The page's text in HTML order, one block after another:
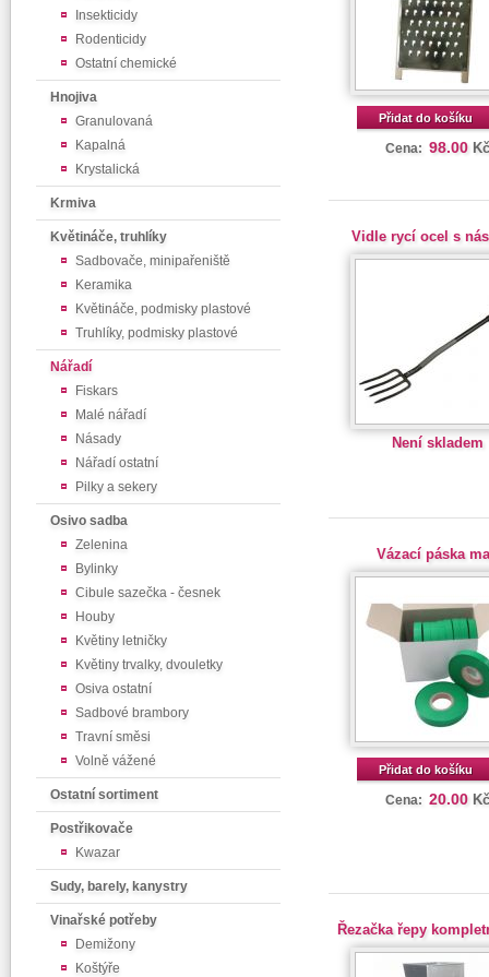
Insekticidy
Rodenticidy
Ostatní chemické
Hnojiva
Granulovaná
Kapalná
Krystalická
Krmiva
Květináče, truhlíky
Sadbovače, minipařeniště
Keramika
Květináče, podmisky plastové
Truhlíky, podmisky plastové
Nářadí
Fiskars
Malé nářadí
Násady
Nářadí ostatní
Pilky a sekery
Osivo sadba
Zelenina
Bylinky
Cibule sazečka - česnek
Houby
Květiny letničky
Květiny trvalky, dvouletky
Osiva ostatní
Sadbové brambory
Travní směsi
Volně vážené
Ostatní sortiment
Postřikovače
Kwazar
Sudy, barely, kanystry
Vinařské potřeby
Demižony
Koštýře
Přidat do košíku
Cena: 98.00 Kč
Vidle rycí ocel s
Není skladem
Vázací páska
Přidat do košíku
Cena: 20.00 Kč
Řezačka řepy